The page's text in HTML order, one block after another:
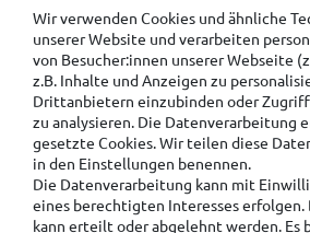
Wir verwenden Cookies und ähnliche
unserer Website und verarbeiten
von Besucher:innen unserer Webseite
z.B. Inhalte und Anzeigen zu
Drittanbietern einzubinden oder
zu analysieren. Die Datenverarbeitung
gesetzte Cookies. Wir teilen diese
in den Einstellungen benennen.
Die Datenverarbeitung kann mit
eines berechtigten Interesses erfolgen.
kann erteilt oder abgelehnt werden. Es